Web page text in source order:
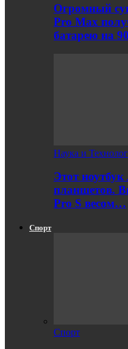
Огромный
Pro Max
батарею на
Наука и
Этот
планшетов.
Pro S весом…
Спорт
Спорт